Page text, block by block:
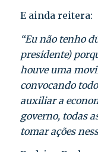
E ainda reitera:
“Eu não tenho
presidente)
houve uma
convocando
auxiliar a
governo, todas
tomar ações